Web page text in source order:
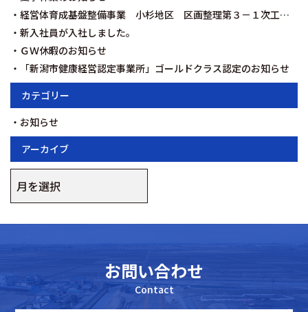
経営体育成基盤整備事業 小杉地区 区画整理第３－１次工事を契約いたしました。
新入社員が入社しました。
ＧＷ休暇のお知らせ
「新潟市健康経営認定事業所」ゴールドクラス認定のお知らせ
カテゴリー
お知らせ
アーカイブ
ー
カ
お問い合わせ
Contact